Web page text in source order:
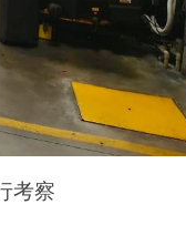
考察